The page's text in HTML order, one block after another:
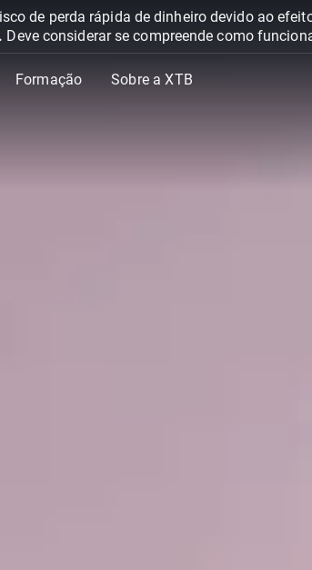
de perda rápida de dinheiro devido ao
Deve considerar se compreende como
Formação Sobre a XTB